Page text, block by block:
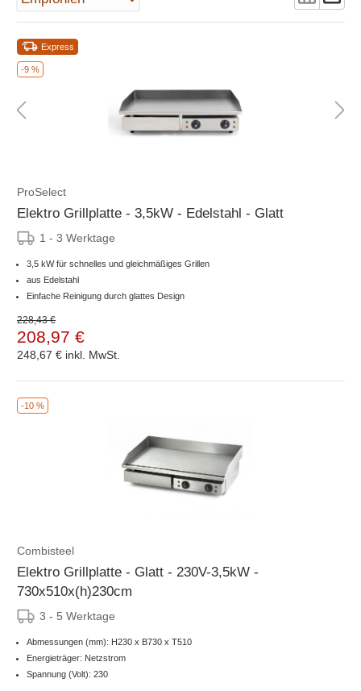
-9 %
Express
ProSelect
Elektro Grillplatte - 3,5kW - Edelstahl - Glatt
1 - 3 Werktage
3,5 kW für schnelles und gleichmäßiges Grillen
aus Edelstahl
Einfache Reinigung durch glattes Design
228,43 €
208,97 €
248,67 € inkl. MwSt.
-10 %
Combisteel
Elektro Grillplatte - Glatt - 230V-3,5kW -
730x510x(h)230cm
3 - 5 Werktage
Abmessungen (mm): H230 x B730 x T510
Energieträger: Netzstrom
Spannung (Volt): 230